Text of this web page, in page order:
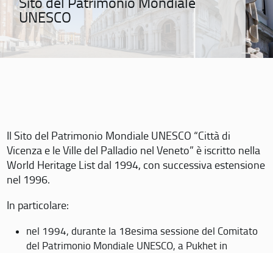
UNESCO
Il Sito del Patrimonio Mondiale UNESCO “Città di
Vicenza e le Ville del Palladio nel Veneto” è iscritto nella
World Heritage List dal 1994, con successiva estensione
nel 1996.
In particolare:
nel 1994, durante la 18esima sessione del Comitato
del Patrimonio Mondiale UNESCO, a Pukhet in